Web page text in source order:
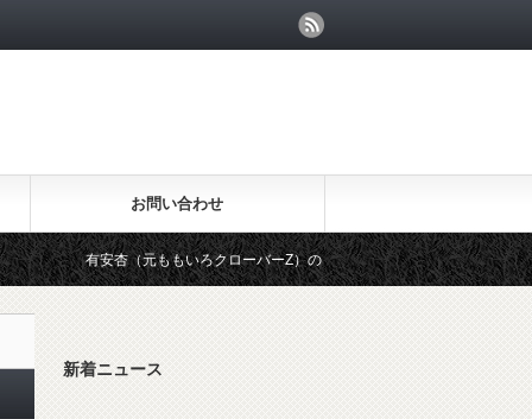
お問い合わせ
有安杏（元ももいろクローバーZ）の両親は門限などを設定する教育熱心な人ら
新着ニュース